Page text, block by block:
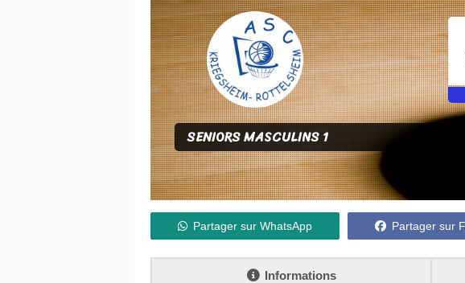
SENIORS MASCULINS 1
Partager sur WhatsApp Partager sur
Informations